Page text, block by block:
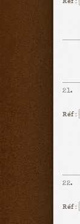
21.
Réf :
22.
Réf :